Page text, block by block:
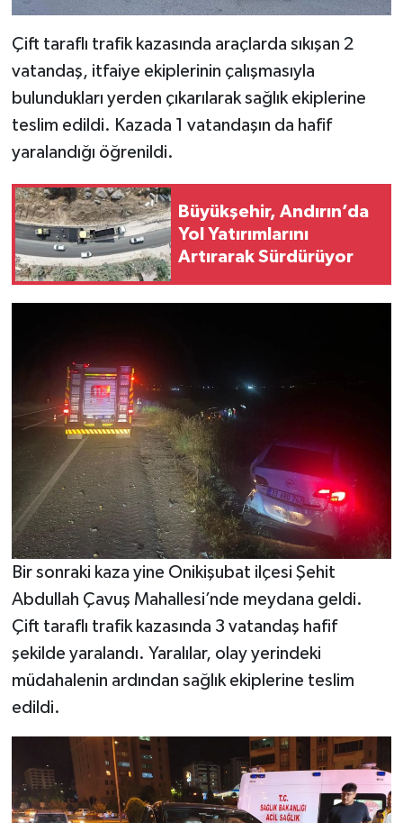
Çift taraflı trafik kazasında araçlarda sıkışan 2
vatandaş, itfaiye ekiplerinin çalışmasıyla
bulundukları yerden çıkarılarak sağlık ekiplerine
teslim edildi. Kazada 1 vatandaşın da hafif
yaralandığı öğrenildi.
Büyükşehir, Andırın’da
Yol Yatırımlarını
Artırarak Sürdürüyor
Bir sonraki kaza yine Onikişubat ilçesi Şehit
Abdullah Çavuş Mahallesi’nde meydana geldi.
Çift taraflı trafik kazasında 3 vatandaş hafif
şekilde yaralandı. Yaralılar, olay yerindeki
müdahalenin ardından sağlık ekiplerine teslim
edildi.